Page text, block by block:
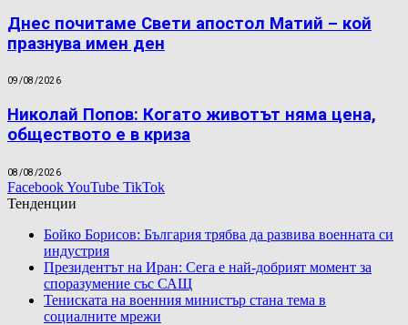
Днес почитаме Свети апостол Матий – кой
празнува имен ден
09/08/2026
Николай Попов: Когато животът няма цена,
обществото е в криза
08/08/2026
FacebookYouTube TikTok
Тенденции
Бойко Борисов: България трябва да развива военната си
индустрия
Президентът на Иран: Сега е най-добрият момент за
споразумение със САЩ
Тениската на военния министър стана тема в
социалните мрежи